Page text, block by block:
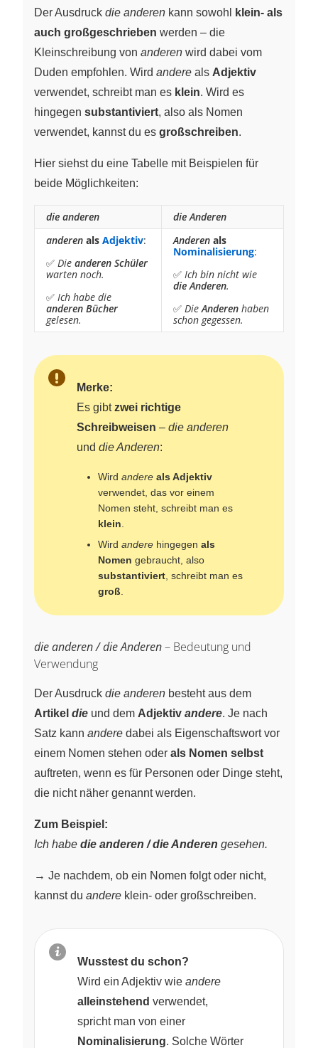
Der Ausdruck die anderen kann sowohl
klein- als
auch großgeschrieben werden – die
Kleinschreibung von anderen wird dabei vom
Duden empfohlen. Wird andere als Adjektiv
verwendet, schreibt man es klein. Wird es
hingegen substantiviert, also als Nomen
verwendet, kannst du es großschreiben.
Hier siehst du eine Tabelle mit Beispielen für
beide Möglichkeiten:
die anderen
die Anderen
anderen als Adjektiv:
✅ Die anderen Schüler
warten noch.
✅ Ich habe die
anderen Bücher
gelesen.
Anderen als
Nominalisierung:
✅ Ich bin nicht wie
die Anderen.
✅ DieAnderen haben
schon gegessen.
Merke:
Es gibtzwei richtige
Schreibweisen – die anderen
und die Anderen:
Wird andere als Adjektiv
verwendet, das vor einem
Nomen steht, schreibt man es
klein
Wird andere hingegen als
Nomen gebraucht, also
substantiviert , schreibt man es
groß
die anderen / die Anderen– Bedeutung und
Verwendung
Der Ausdruck die anderen besteht aus dem
Artikel die und dem Adjektiv andere. Je nach
Satz kann andere dabei als Eigenschaftswort vor
einem Nomen stehen oder als Nomen selbst
auftreten, wenn es für Personen oder Dinge steht,
die nicht näher genannt werden.
Zum Beispiel:
Ich habe die anderen / die Anderen gesehen.
→ Je nachdem, ob ein Nomen folgt oder nicht,
kannst du andere klein- oder großschreiben.
Wusstest du schon?
Wird ein Adjektiv wie andere
alleinstehend verwendet,
spricht man von einer
Nominalisierung. Solche Wörter